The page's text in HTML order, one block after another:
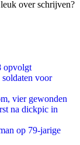
over schrijven?
opvolgt
voor
vier gewonden
na dickpic in
op 79-jarige